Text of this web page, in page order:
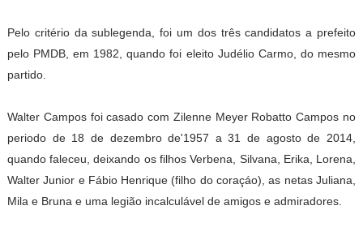
Pelo critério da sublegenda, foi um dos três candidatos a prefeito
pelo PMDB, em 1982, quando foi eleito Judélio Carmo, do mesmo
partido.
Walter Campos foi casado com Zilenne Meyer Robatto Campos no
periodo de 18 de dezembro de'1957 a 31 de agosto de 2014,
quando faleceu, deixando os filhos Verbena, Silvana, Erika, Lorena,
Walter Junior e Fábio Henrique (filho do coraçáo), as netas Juliana,
Mila e Bruna e uma legião incalculável de amigos e admiradores.